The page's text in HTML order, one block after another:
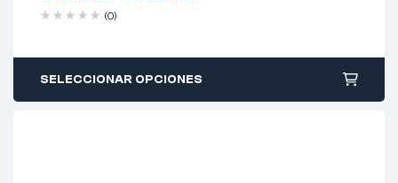
(0)
SELECCIONAR OPCIONES